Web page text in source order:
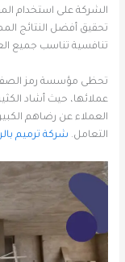
الشركة على استخدام
تحقيق أفضل النتائج
تنافسية تناسب جميع
تحظى مؤسسة رمز
عملائها، حيث أشاد
العملاء عن رضاهم
التعامل. شركة ترميم